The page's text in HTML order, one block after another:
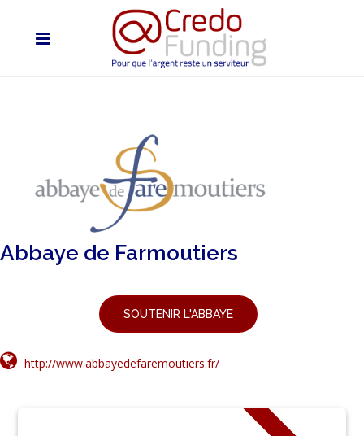
Abbaye de Farmoutiers
SOUTENIR L'ABBAYE
http://www.abbayedefaremoutiers.fr/